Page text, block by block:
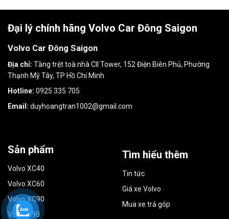
Đại lý chính hãng Volvo Car Đông Saigon
Volvo Car Đông Saigon
Địa chỉ: Tầng trệt toà nhà CII Tower, 152 Điện Biên Phủ, Phường
Thạnh Mỹ Tây, TP Hồ Chí Minh
Hotline: 0925 335 705
Email: duyhoangtran1002@gmail.com
Sản phẩm
Volvo XC40
Volvo XC60
Volvo XC90
Volvo S90
Tìm hiểu thêm
Tin tức
Giá xe Volvo
Mua xe trả góp